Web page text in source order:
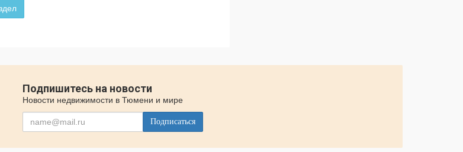
Подпишитесь на новости
Новости недвижимости в Тюмени и мире
Подписаться